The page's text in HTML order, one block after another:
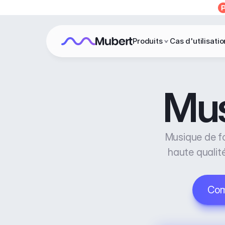
Musique de
haute
Produits Cas